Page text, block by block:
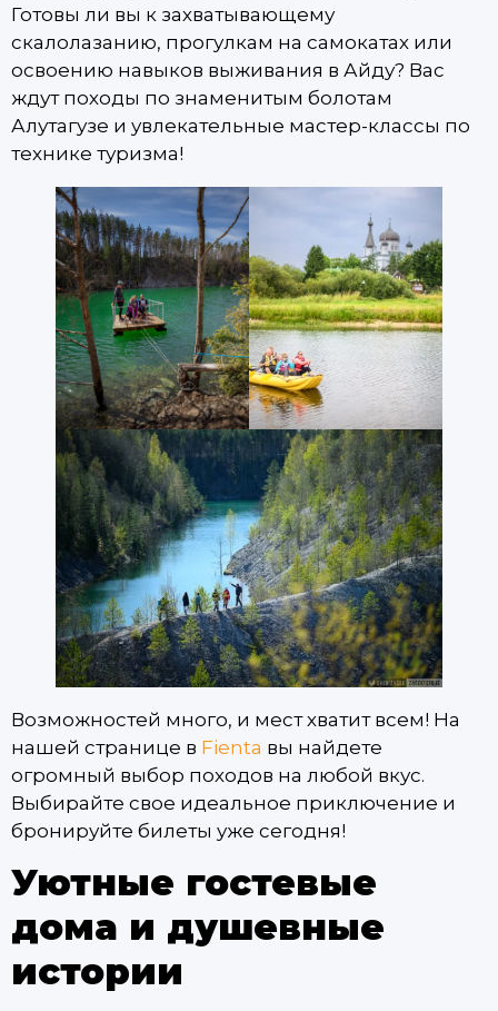
Готовы ли вы к захватывающему
скалолазанию, прогулкам на самокатах или
освоению навыков выживания в Айду? Вас
ждут походы по знаменитым болотам
Алутагузе и увлекательные мастер-классы по
технике туризма!
Возможностей много, и мест хватит всем! На
нашей странице в Fienta вы найдете
огромный выбор походов на любой вкус.
Выбирайте свое идеальное приключение и
бронируйте билеты уже сегодня!
Уютные гостевые
дома и душевные
истории